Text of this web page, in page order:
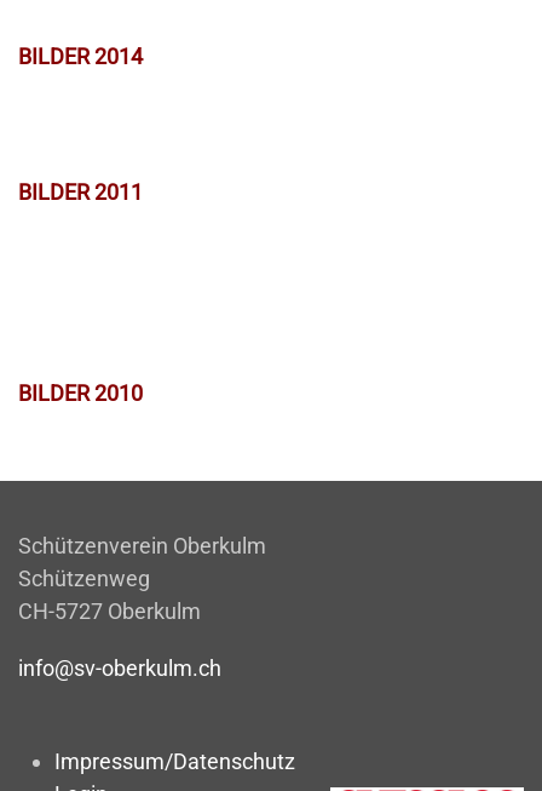
BILDER 2014
BILDER 2011
BILDER 2010
Schützenverein Oberkulm
Schützenweg
CH-5727 Oberkulm
info@sv-oberkulm.ch
Impressum/Datenschutz